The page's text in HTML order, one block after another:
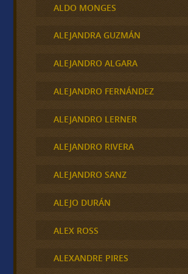
ALDO MONGES
ALEJANDRA GUZMÁN
ALEJANDRO ALGARA
ALEJANDRO FERNÁNDEZ
ALEJANDRO LERNER
ALEJANDRO RIVERA
ALEJANDRO SANZ
ALEJO DURÁN
ALEX ROSS
ALEXANDRE PIRES